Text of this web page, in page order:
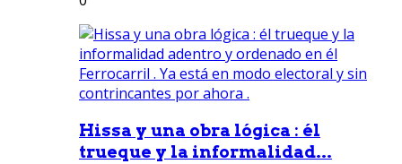
Hissa y una obra lógica : él
trueque y la informalidad...